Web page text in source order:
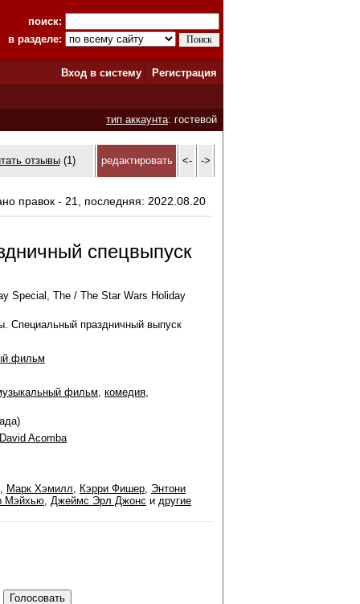
поиск:
в разделе:
Вход в систему Регистрация
тип аккаунта: гостевой
отзывы(1) редактировать <- ->
правок - 21, последняя: 2022.08.20
спецвыпуск
Special, The / The Star Wars Holiday
Специальный праздничный выпуск
фильм
фильм, комедия,
David Acomba
, Марк Хэмилл, Кэрри Фишер, Энтони
Мэйхью, Джеймс Эрл Джонс и другие